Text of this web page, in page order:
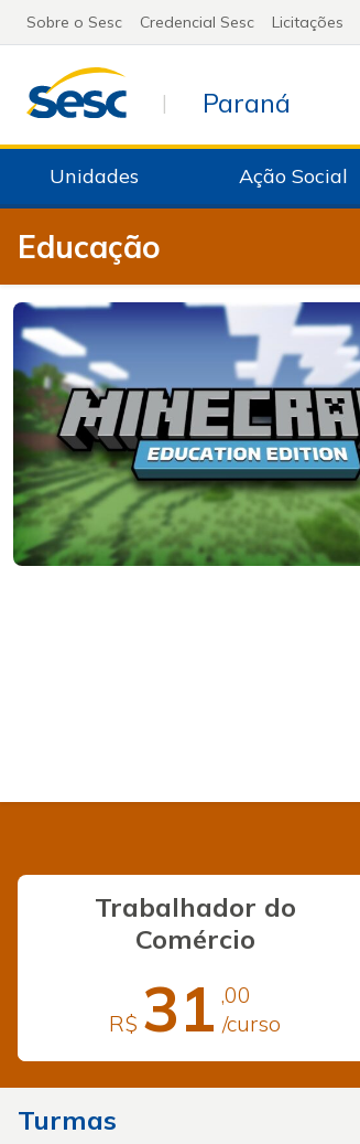
Sobre o Sesc Credencial Sesc Licitações
Paraná
Unidades Ação Social
Educação
Trabalhador do
Comércio
R$ 31 ,00
/curso
Turmas